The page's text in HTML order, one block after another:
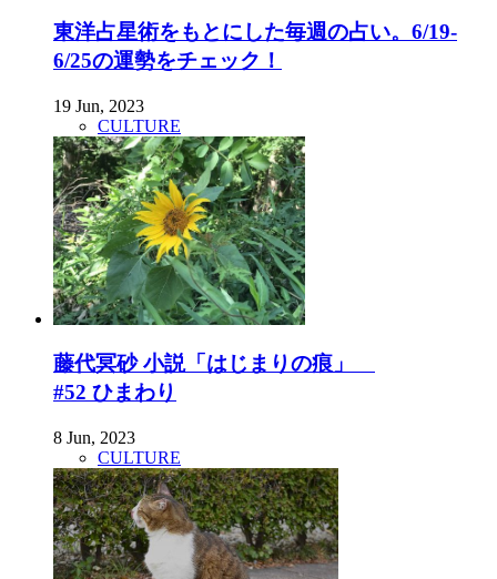
東洋占星術をもとにした毎週の占い。6/19-
6/25の運勢をチェック！
19 Jun, 2023
CULTURE
藤代冥砂 小説「はじまりの痕」
#52 ひまわり
8 Jun, 2023
CULTURE